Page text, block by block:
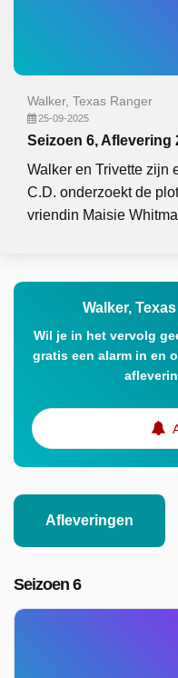
Walker, Texas Ranger
25-09-2025
Seizoen 6, Aflevering
Walker en Trivette zijn
C.D. onderzoekt de
vriendin Maisie
Walker,
Wil je in het vervolg
gratis een alarm in en
Afleveringen
Seizoen 6